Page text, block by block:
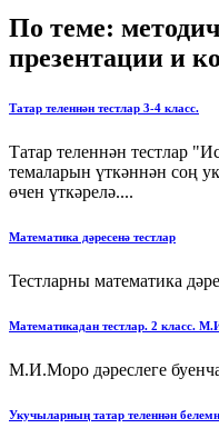
По теме:
презентации и
Татар теленнән тестлар 3-4 класс.
Татар теленнән тестлар
темаларын үткәннән соң
өчен үткәрелә....
Математика дәресенә тестлар
Тестларны математика
Математикадан тестлар. 2 класс.
М.И.Моро дәреслеге
Укучыларның татар теленнән